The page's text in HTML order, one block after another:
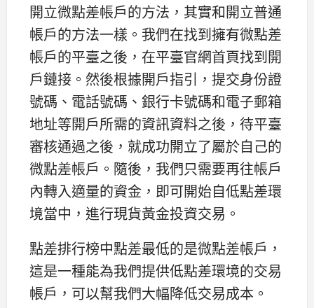
開立微點差帳戶的方法，其實和開立普通
帳戶的方法一樣。我們在找到擁有微點差
帳戶的平臺之後，在平臺官網首頁找到開
戶鏈接。然後根據開戶指引，提交身份證
號碼、電話號碼、銀行卡號碼和電子郵箱
地址等開戶所需的資訊資料之後，待平臺
審核通過之後，就成功開立了屬於自己的
微點差帳戶。隨後，我們只需要再往帳戶
內轉入適量的資金，即可開始自低點差環
境當中，進行現貨黃金投資交易。
點差排行榜中點差最低的是微點差帳戶，
這是一種能為我們提供低點差環境的交易
帳戶，可以幫我們大幅降低交易成本。